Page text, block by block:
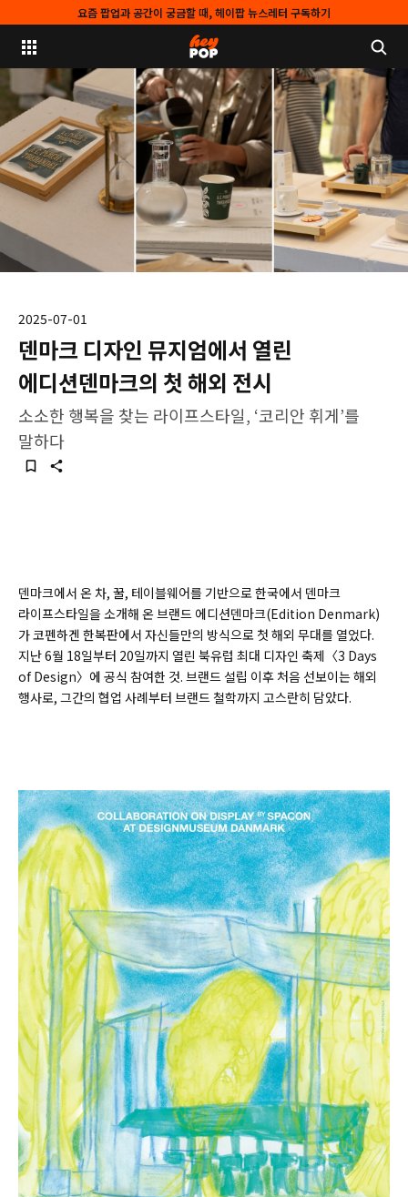
요즘 팝업과 공간이 궁금할 때, 헤이팝 뉴스레터 구독하기
2025-07-01
덴마크 디자인 뮤지엄에서 열린
에디션덴마크의 첫 해외 전시
소소한 행복을 찾는 라이프스타일, ‘코리안 휘게’를
말하다
덴마크에서 온 차, 꿀, 테이블웨어를 기반으로 한국에서 덴마크
라이프스타일을 소개해 온 브랜드 에디션덴마크(Edition Denmark)
가 코펜하겐 한복판에서 자신들만의 방식으로 첫 해외 무대를 열었다.
지난 6월 18일부터 20일까지 열린 북유럽 최대 디자인 축제〈3 Days
of Design〉에 공식 참여한 것. 브랜드 설립 이후 처음 선보이는 해외
행사로, 그간의 협업 사례부터 브랜드 철학까지 고스란히 담았다.